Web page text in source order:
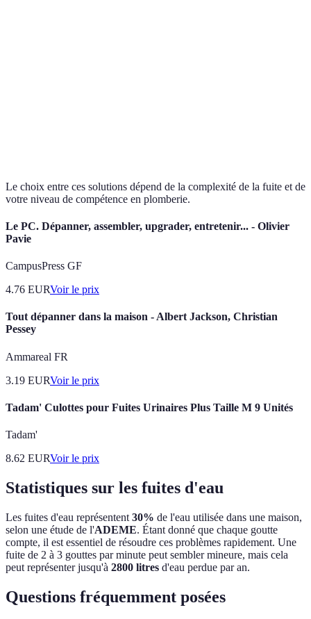
Le choix entre ces solutions dépend de la complexité de la fuite et de
votre niveau de compétence en plomberie.
Le PC. Dépanner, assembler, upgrader, entretenir... - Olivier
Pavie
CampusPress GF
4.76 EURVoir le prix
Tout dépanner dans la maison - Albert Jackson, Christian
Pessey
Ammareal FR
3.19 EURVoir le prix
Tadam' Culottes pour Fuites Urinaires Plus Taille M 9 Unités
Tadam'
8.62 EURVoir le prix
Statistiques sur les fuites d'eau
Les fuites d'eau représentent 30% de l'eau utilisée dans une maison,
selon une étude de l'ADEME. Étant donné que chaque goutte
compte, il est essentiel de résoudre ces problèmes rapidement. Une
fuite de 2 à 3 gouttes par minute peut sembler mineure, mais cela
peut représenter jusqu'à 2800 litres d'eau perdue par an.
Questions fréquemment posées